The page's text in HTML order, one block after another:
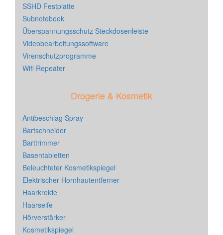
SSHD Festplatte
Subnotebook
Überspannungsschutz Steckdosenleiste
Videobearbeitungssoftware
Virenschutzprogramme
Wifi Repeater
Drogerie & Kosmetik
Antibeschlag Spray
Bartschneider
Barttrimmer
Basentabletten
Beleuchteter Kosmetikspiegel
Elektrischer Hornhautentferner
Haarkreide
Haarseife
Hörverstärker
Kosmetikspiegel